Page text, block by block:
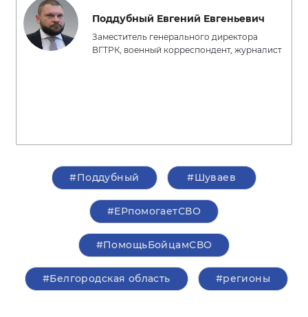
Поддубный Евгений Евгеньевич
Заместитель генерального директора
ВГТРК, военный корреспондент, журналист
#Поддубный #Шуваев
#ЕРпомогаетСВО
#ПомощьБойцамСВО
#Белгородская область #регионы